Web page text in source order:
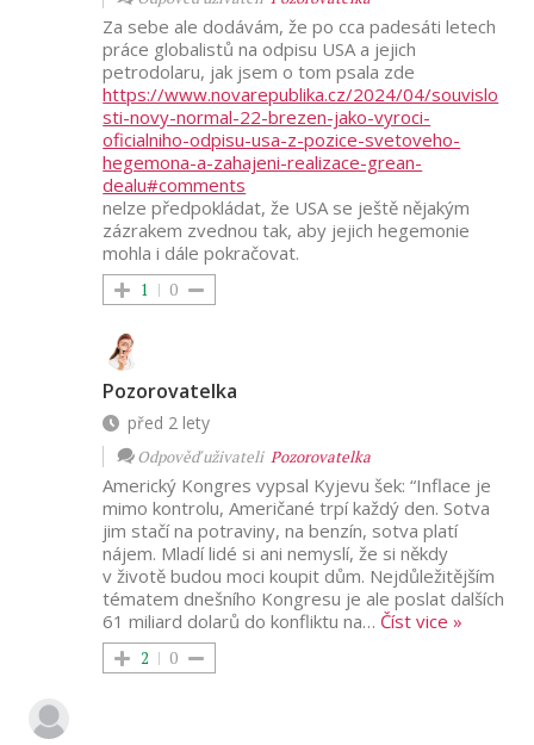
Za sebe ale dodávám, že po cca padesáti letech
práce globalistů na odpisu USA a jejich
petrodolaru, jak jsem o tom psala zde
https://www.novarepublika.cz/2024/04/souvislo
sti-novy-normal-22-brezen-jako-vyroci-
oficialniho-odpisu-usa-z-pozice-svetoveho-
hegemona-a-zahajeni-realizace-grean-
dealu#comments
nelze předpokládat, že USA se ještě nějakým
zázrakem zvednou tak, aby jejich hegemonie
mohla i dále pokračovat.
1 0
Pozorovatelka
před 2 lety
Odpověď uživateliPozorovatelka
Americký Kongres vypsal Kyjevu šek: “Inflace je
mimo kontrolu, Američané trpí každý den. Sotva
jim stačí na potraviny, na benzín, sotva platí
nájem. Mladí lidé si ani nemyslí, že si někdy
v životě budou moci koupit dům. Nejdůležitějším
tématem dnešního Kongresu je ale poslat dalších
61 miliard dolarů do konfliktu na… Číst vice »
2 0